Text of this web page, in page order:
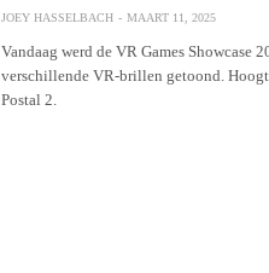
JOEY HASSELBACH MAART 11, 2025
Vandaag werd de VR Games Showcase
verschillende VR-brillen getoond.
Postal 2.